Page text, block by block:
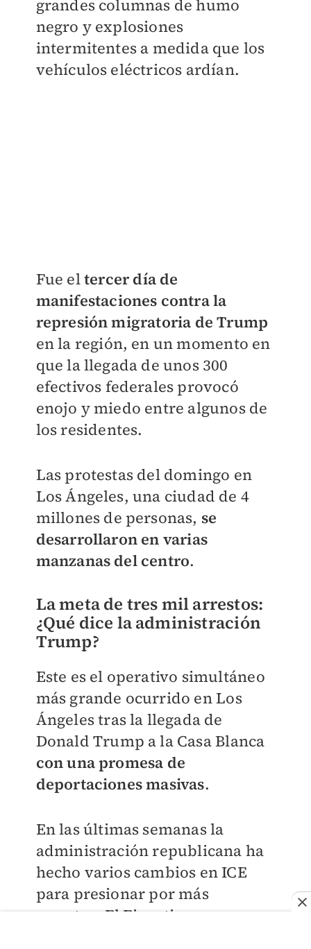
grandes columnas de humo
negro y explosiones
intermitentes a medida que los
vehículos eléctricos ardían.
Fue eltercer día de
manifestaciones contra la
represión migratoria de Trump
en la región, en un momento en
que la llegada de unos 300
efectivos federales provocó
enojo y miedo entre algunos de
los residentes.
Las protestas del domingo en
Los Ángeles, una ciudad de 4
millones de personas, se
desarrollaron en varias
manzanas del centro.
La meta de tres mil arrestos:
¿Qué dice la administración
Trump?
Este es el operativo simultáneo
más grande ocurrido en Los
Ángeles tras la llegada de
Donald Trump a la Casa Blanca
con una promesa de
deportaciones masivas.
En las últimas semanas la
administración republicana ha
hecho varios cambios en ICE
para presionar por más
arrestos. El Ejecutivo